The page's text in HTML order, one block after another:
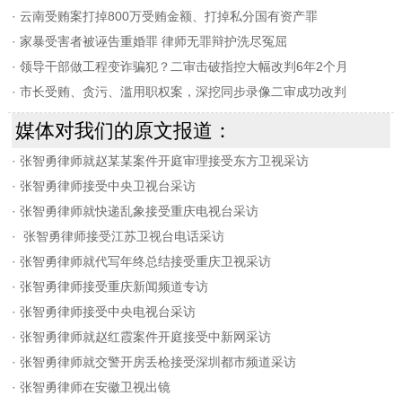
· 云南受贿案打掉800万受贿金额、打掉私分国有资产罪
· 家暴受害者被诬告重婚罪 律师无罪辩护洗尽冤屈
· 领导干部做工程变诈骗犯？二审击破指控大幅改判6年2个月
· 市长受贿、贪污、滥用职权案，深挖同步录像二审成功改判
媒体对我们的原文报道：
· 张智勇律师就赵某某案件开庭审理接受东方卫视采访
· 张智勇律师接受中央卫视台采访
· 张智勇律师就快递乱象接受重庆电视台采访
·
张智勇律师接受江苏卫视台电话采访
· 张智勇律师就代写年终总结接受重庆卫视采访
· 张智勇律师接受重庆新闻频道专访
· 张智勇律师接受中央电视台采访
· 张智勇律师就赵红霞案件开庭接受中新网采访
· 张智勇律师就交警开房丢枪接受深圳都市频道采访
· 张智勇律师在安徽卫视出镜